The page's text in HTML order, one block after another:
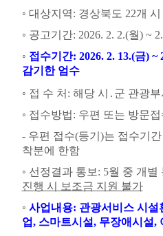
◦ 대상지역: 경상북도 22개 시
◦ 공고기간: 2026. 2. 2.(월) ~
◦ 접수기간: 2026. 2. 13.(금) ~
감기한 엄수
◦ 접 수 처 : 해당 시 ․ 군 관광부
◦ 접수방법: 우편 또는 방문접
- 우편 접수(등기 )는 접수기
착분에 한함
◦ 선정결과 통보 : 5월 중 개별
진행 시 보조금 지원 불가
◦ 사업내용: 관광서비스 시설
업, 스마트시설, 무장애시설,